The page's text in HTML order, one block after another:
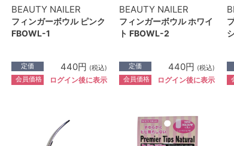
BEAUTY NAILER
フィンガーボウル ピンク
FBOWL-1
定価 440円 (税込)
会員価格 ログイン後に表示
BEAUTY NAILER
フィンガーボウル ホワイ
ト FBOWL-2
定価 440円 (税込)
会員価格 ログイン後に表示